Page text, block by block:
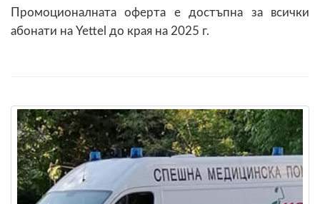
Промоционалната оферта е достъпна за всички
абонати на Yettel до края на 2025 г.